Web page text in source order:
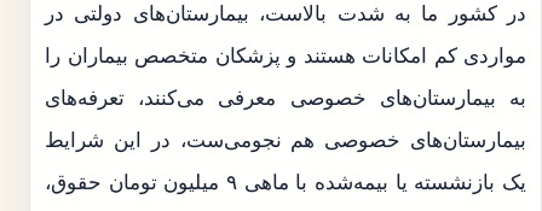
در کشور ما به شدت بالاست، بیمارستان‌های دولتی در
مواردی کم امکانات هستند و پزشکان متخصص بیماران را
به بیمارستان‌های خصوصی معرفی می‌کنند، تعرفه‌های
بیمارستان‌های خصوصی هم نجومی‌ست، در این شرایط
یک بازنشسته یا بیمه‌شده با ماهی ۹ میلیون تومان حقوق،